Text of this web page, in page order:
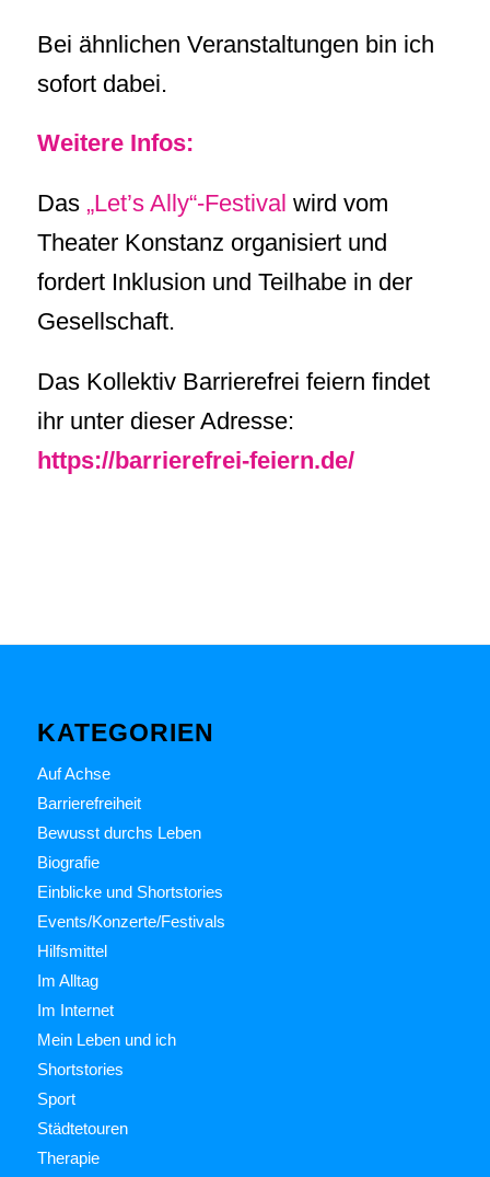
Bei ähnlichen Veranstaltungen bin ich
sofort dabei.
Weitere Infos:
Das „Let’s Ally“-Festival wird vom
Theater Konstanz organisiert und
fordert Inklusion und Teilhabe in der
Gesellschaft.
Das Kollektiv Barrierefrei feiern findet
ihr unter dieser Adresse:
https://barrierefrei-feiern.de/
KATEGORIEN
Auf Achse
Barrierefreiheit
Bewusst durchs Leben
Biografie
Einblicke und Shortstories
Events/Konzerte/Festivals
Hilfsmittel
Im Alltag
Im Internet
Mein Leben und ich
Shortstories
Sport
Städtetouren
Therapie